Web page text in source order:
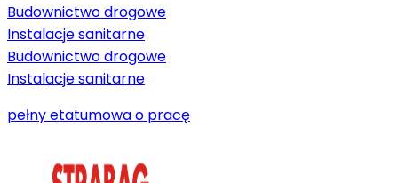
Budownictwo drogowe
Instalacje sanitarne
Budownictwo drogowe
Instalacje sanitarne
pełny etatumowa o pracę